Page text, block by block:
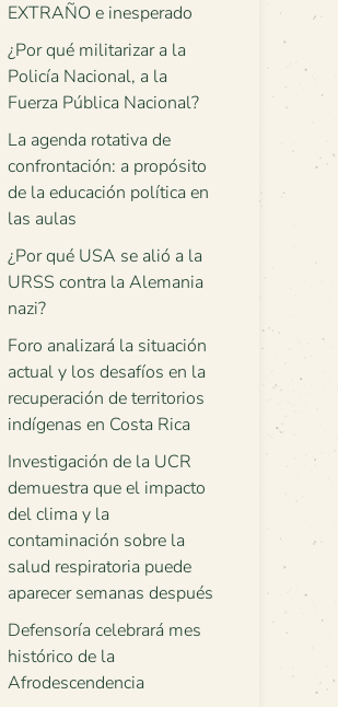
EXTRAÑO e inesperado
¿Por qué militarizar a la
Policía Nacional, a la
Fuerza Pública Nacional?
La agenda rotativa de
confrontación: a propósito
de la educación política en
las aulas
¿Por qué USA se alió a la
URSS contra la Alemania
nazi?
Foro analizará la situación
actual y los desafíos en la
recuperación de territorios
indígenas en Costa Rica
Investigación de la UCR
demuestra que el impacto
del clima y la
contaminación sobre la
salud respiratoria puede
aparecer semanas después
Defensoría celebrará mes
histórico de la
Afrodescendencia